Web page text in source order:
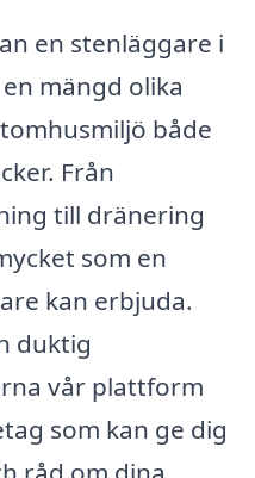
en stenläggare i
mängd olika
både
Från
till dränering
som en
kan erbjuda.
duktig
vår plattform
som kan ge dig